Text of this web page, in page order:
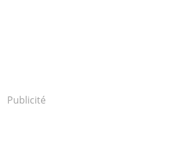
Publicité